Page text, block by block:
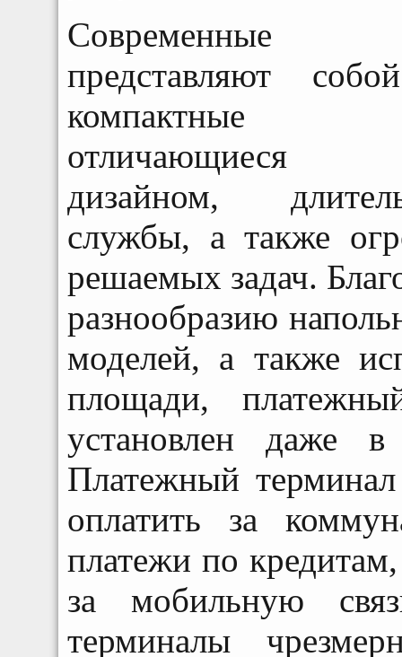
Современные
представляют
компактные
отличающиеся
дизайном,
службы, а также
решаемых задач.
разнообразию
моделей, а также
площади,
установлен даже в
Платежный
оплатить за
платежи по
за мобильную
терминалы